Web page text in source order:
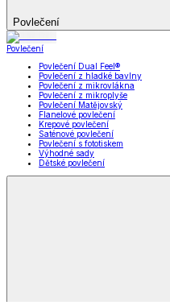
Povlečení
Povlečení
Povlečení Dual Feel®
Povlečení z hladké bavlny
Povlečení z mikrovlákna
Povlečení z mikroplyše
Povlečení Matějovský
Flanelové povlečení
Krepové povlečení
Saténové povlečení
Povlečení s fototiskem
Výhodné sady
Dětské povlečení